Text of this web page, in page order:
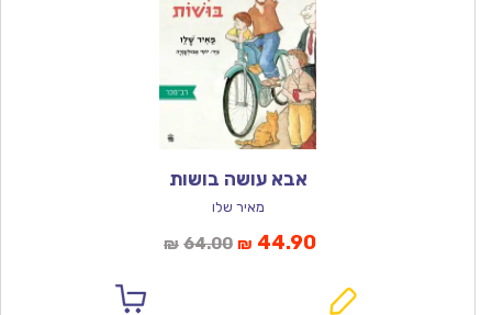
אבא עושה בושות
מאיר שלו
₪ 64.00המחיר
₪ 44.90המחיר
הוא: